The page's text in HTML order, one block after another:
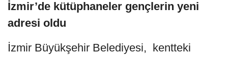
İzmir’de kütüphaneler gençlerin yeni
adresi oldu
İzmir Büyükşehir Belediyesi, kentteki